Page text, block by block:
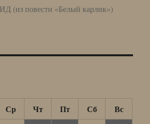
(из повести «Белый карлик»)
Ср Чт Пт Сб
Вс